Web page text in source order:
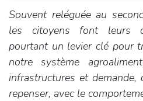
Souvent reléguée au
les citoyens font leurs
pourtant un levier clé pour
notre système
infrastructures et demande,
repenser, avec le